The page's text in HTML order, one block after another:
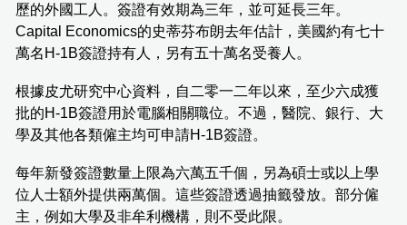
歷的外國工人。簽證有效期為三年，並可延長三年。
Capital Economics的史蒂芬布朗去年估計，美國約有七十
萬名H-1B簽證持有人，另有五十萬名受養人。
根據皮尤研究中心資料，自二零一二年以來，至少六成獲
批的H-1B簽證用於電腦相關職位。不過，醫院、銀行、大
學及其他各類僱主均可申請H-1B簽證。
每年新發簽證數量上限為六萬五千個，另為碩士或以上學
位人士額外提供兩萬個。這些簽證透過抽籤發放。部分僱
主，例如大學及非牟利機構，則不受此限。